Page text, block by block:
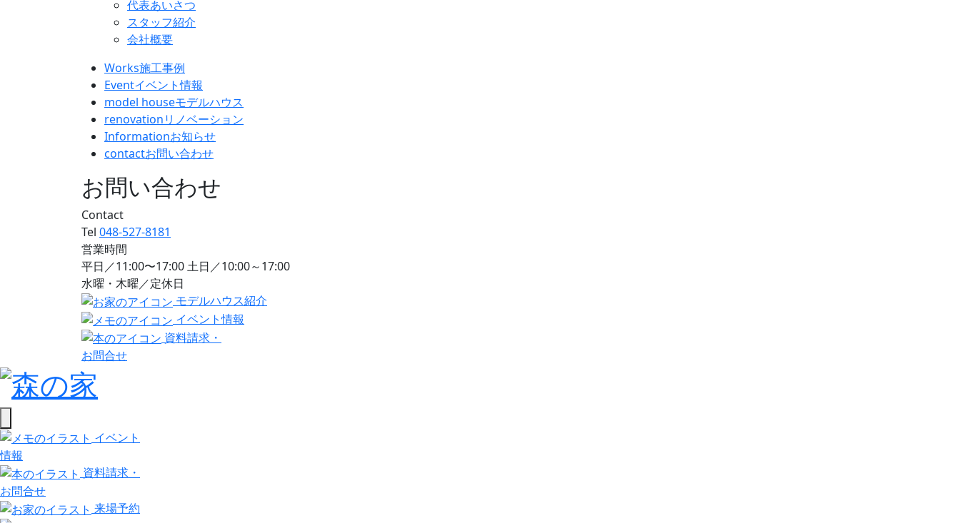
代表あいさつ
スタッフ紹介
会社概要
Works施工事例
Eventイベント情報
model houseモデルハウス
renovationリノベーション
Informationお知らせ
contactお問い合わせ
お問い合わせ
Contact
Tel 048-527-8181
営業時間
平日／11:00〜17:00 土日／10:00～17:00
水曜・木曜／定休日
モデルハウス紹介
イベント情報
資料請求・
お問合せ
イベント
情報
資料請求・
お問合せ
来場予約